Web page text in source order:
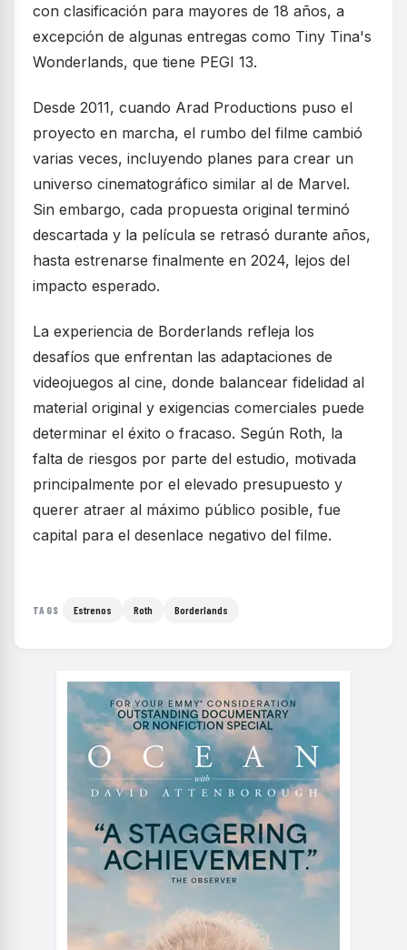
con clasificación para mayores de 18 años, a
excepción de algunas entregas como Tiny Tina's
Wonderlands, que tiene PEGI 13.
Desde 2011, cuando Arad Productions puso el
proyecto en marcha, el rumbo del filme cambió
varias veces, incluyendo planes para crear un
universo cinematográfico similar al de Marvel.
Sin embargo, cada propuesta original terminó
descartada y la película se retrasó durante años,
hasta estrenarse finalmente en 2024, lejos del
impacto esperado.
La experiencia de Borderlands refleja los
desafíos que enfrentan las adaptaciones de
videojuegos al cine, donde balancear fidelidad al
material original y exigencias comerciales puede
determinar el éxito o fracaso. Según Roth, la
falta de riesgos por parte del estudio, motivada
principalmente por el elevado presupuesto y
querer atraer al máximo público posible, fue
capital para el desenlace negativo del filme.
TAGS Estrenos Roth Borderlands